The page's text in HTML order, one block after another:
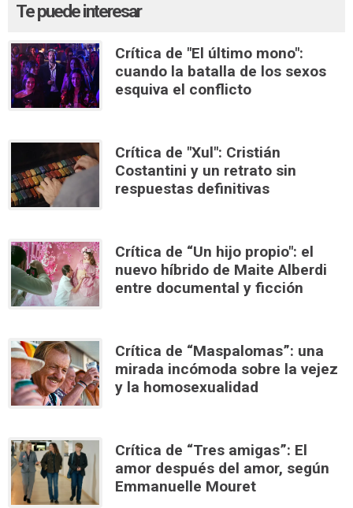
Te puede interesar
Crítica de "El último mono":
cuando la batalla de los sexos
esquiva el conflicto
Crítica de "Xul": Cristián
Costantini y un retrato sin
respuestas definitivas
Crítica de “Un hijo propio": el
nuevo híbrido de Maite Alberdi
entre documental y ficción
Crítica de “Maspalomas”: una
mirada incómoda sobre la vejez
y la homosexualidad
Crítica de “Tres amigas”: El
amor después del amor, según
Emmanuelle Mouret